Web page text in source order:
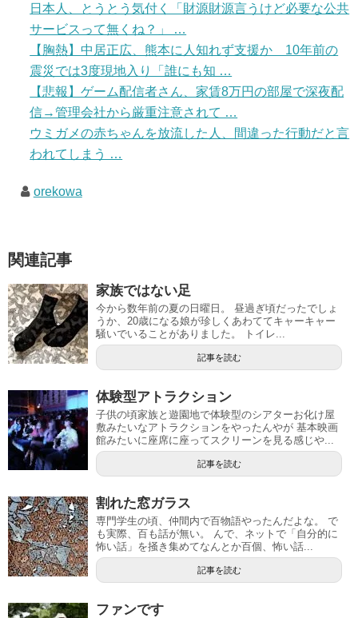
日本人、とうとう気付く「財源財源言うけど必要な公共
サービスって無くね？」 …
【胸熱】中居正広、熊本に人知れず支援か 10年前の
震災では3度現地入り「誰にも知 …
【悲報】ゲーム配信者さん、家賃8万円の部屋で深夜配
信→管理会社から厳重注意されて …
ウミガメの赤ちゃんを放流した人、間違った行動だと言
われてしまう …
orekowa
関連記事
家族ではない足
今から数年前の夏の日曜日。 昼過ぎ頃だったでしょ
うか、20歳になる娘が珍しくあわててキャーキャー
騒いでいることがありました。 トイレ...
記事を読む
体験型アトラクション
子供の頃家族と遊園地で体験型のシアターお化け屋
敷みたいなアトラクションをやったんやが 基本映画
館みたいに座席に座ってスクリーンを見る感じや...
記事を読む
割れた窓ガラス
専門学生の頃、仲間内で百物語やったんだよな。 で
も実際、百も話が無い。 んで、ネットで「自分的に
怖い話」を掻き集めてなんとか百個、怖い話...
記事を読む
ファンです